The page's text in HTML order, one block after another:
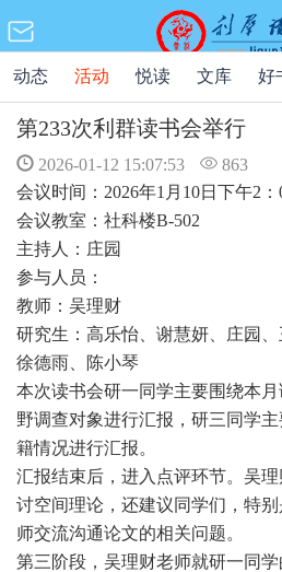
动态 活动 悦读 文库 好
第233次利群读书会举行
2026-01-12 15:07:53
863
会议时间：2026年1月10日下午2：
会议教室：社科楼B-502
主持人：庄园
参与人员：
教师：吴理财
研究生：高乐怡、谢慧妍、庄园、
徐德雨、陈小琴
本次读书会研一同学主要围绕本
野调查对象进行汇报，研三同学
籍情况进行汇报。
汇报结束后，进入点评环节。吴
讨空间理论，还建议同学们，特
师交流沟通论文的相关问题。
第三阶段，吴理财老师就研一同